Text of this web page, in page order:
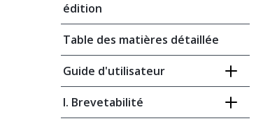
édition
Table des matières détaillée
Guide d'utilisateur
I. Brevetabilité